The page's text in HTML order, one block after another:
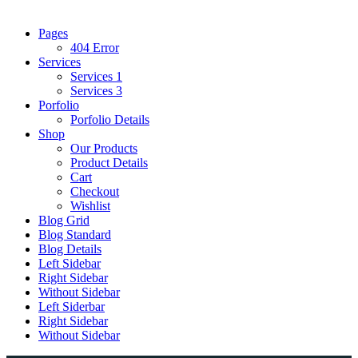
Pages
404 Error
Services
Services 1
Services 3
Porfolio
Porfolio Details
Shop
Our Products
Product Details
Cart
Checkout
Wishlist
Blog Grid
Blog Standard
Blog Details
Left Sidebar
Right Sidebar
Without Sidebar
Left Siderbar
Right Sidebar
Without Sidebar